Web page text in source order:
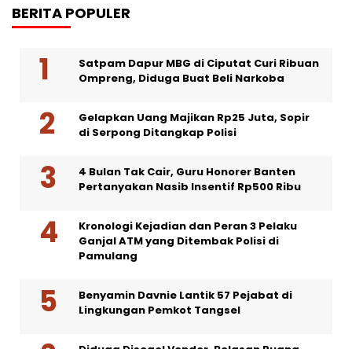
BERITA POPULER
Satpam Dapur MBG di Ciputat Curi Ribuan
Ompreng, Diduga Buat Beli Narkoba
Gelapkan Uang Majikan Rp25 Juta, Sopir
di Serpong Ditangkap Polisi
4 Bulan Tak Cair, Guru Honorer Banten
Pertanyakan Nasib Insentif Rp500 Ribu
Kronologi Kejadian dan Peran 3 Pelaku
Ganjal ATM yang Ditembak Polisi di
Pamulang
Benyamin Davnie Lantik 57 Pejabat di
Lingkungan Pemkot Tangsel